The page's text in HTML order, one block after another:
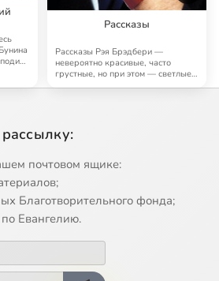
Рассказы
Рассказы Рэя Брэдбери —
невероятно красивые, часто
грустные, но при этом — светлые,
почтовом ящике:
Благотворительного фонда;
Евангелию.